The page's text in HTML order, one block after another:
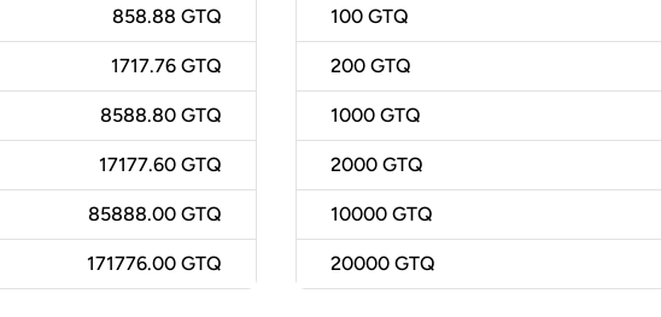
858.88 GTQ
1717.76 GTQ
8588.80 GTQ
17177.60 GTQ
85888.00 GTQ
171776.00 GTQ
100 GTQ
200 GTQ
1000 GTQ
2000 GTQ
10000 GTQ
20000 GTQ